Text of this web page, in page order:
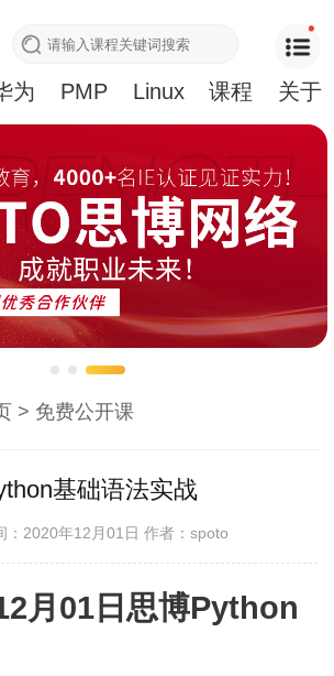
为 PMP Linux 课程 关于
> 免费公开课
基础语法实战
：2020年12月01日作者：spoto
月01日思博Python